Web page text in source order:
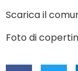
Scarica il
Foto di